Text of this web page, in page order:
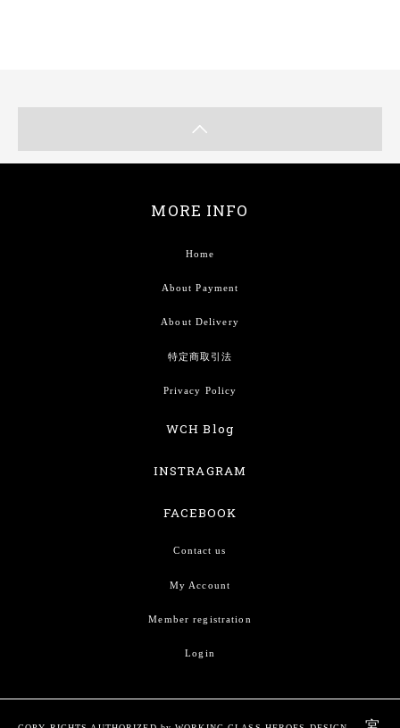
MORE INFO
Home
About Payment
About Delivery
特定商取引法
Privacy Policy
WCH Blog
INSTRAGRAM
FACEBOOK
Contact us
My Account
Member registration
Login